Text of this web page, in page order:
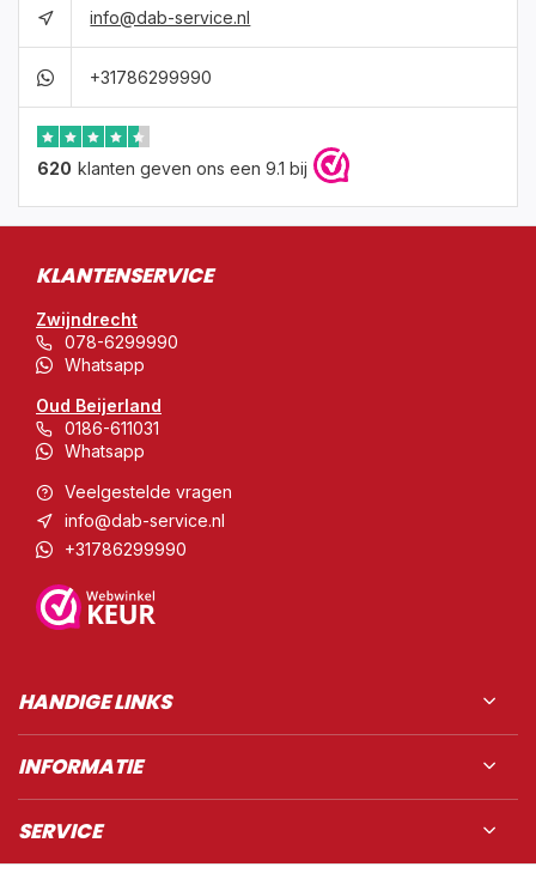
info@dab-service.nl
+31786299990
620 klanten geven ons een 9.1 bij
KLANTENSERVICE
Zwijndrecht
078-6299990
Whatsapp
Oud Beijerland
0186-611031
Whatsapp
Veelgestelde vragen
info@dab-service.nl
+31786299990
HANDIGE LINKS
INFORMATIE
SERVICE